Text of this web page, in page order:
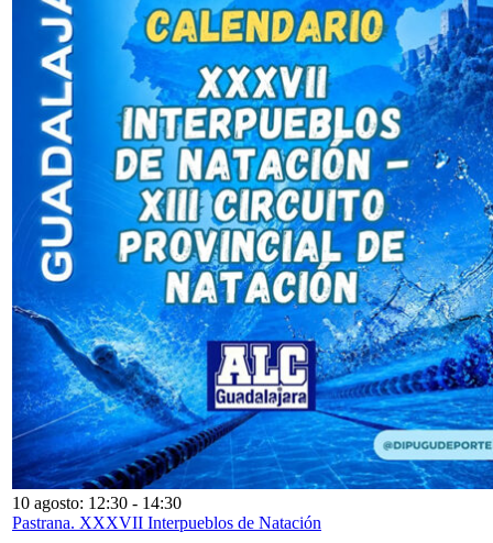
10 agosto: 12:30 - 14:30
Pastrana. XXXVII Interpueblos de Natación